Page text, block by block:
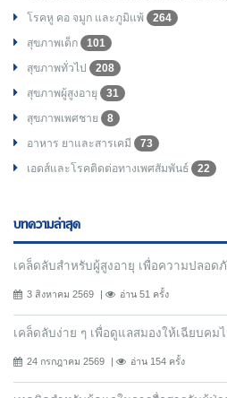
โรคหู คอ จมูก และภูมิแพ้
264
สุขภาพเด็ก
101
สุขภาพทั่วไป
208
สุขภาพผู้สูงอายุ
31
สุขภาพเพศชาย
8
อาหาร ยาและสารเคมี
73
เอดส์และโรคติดต่อทางเพศสัมพันธ์
22
บทความล่าสุด
เคล็ดลับสำหรับผู้สูงอายุ เพื่อความปลอด
3 สิงหาคม 2569 อ่าน 51 ครั้ง
เคล็ดลับง่าย ๆ เพื่อดูแลสมองให้เฉียบคม
24 กรกฎาคม 2569 อ่าน 154 ครั้ง